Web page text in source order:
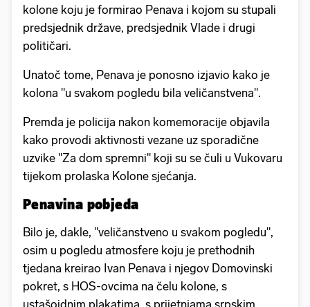
kolone koju je formirao Penava i kojom su stupali
predsjednik države, predsjednik Vlade i drugi
političari.
Unatoč tome, Penava je ponosno izjavio kako je
kolona "u svakom pogledu bila veličanstvena".
Premda je policija nakon komemoracije objavila
kako provodi aktivnosti vezane uz sporadične
uzvike "Za dom spremni" koji su se čuli u Vukovaru
tijekom prolaska Kolone sjećanja.
Penavina pobjeda
Bilo je, dakle, "veličanstveno u svakom pogledu",
osim u pogledu atmosfere koju je prethodnih
tjedana kreirao Ivan Penava i njegov Domovinski
pokret, s HOS-ovcima na čelu kolone, s